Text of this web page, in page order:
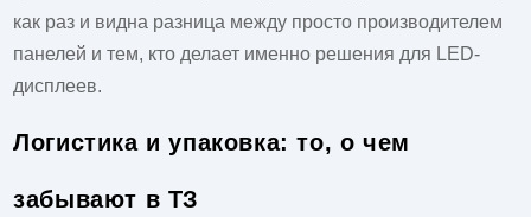
как раз и видна разница между просто производителем
панелей и тем, кто делает именно решения для LED-
дисплеев.
Логистика и упаковка: то, о чем
забывают в ТЗ